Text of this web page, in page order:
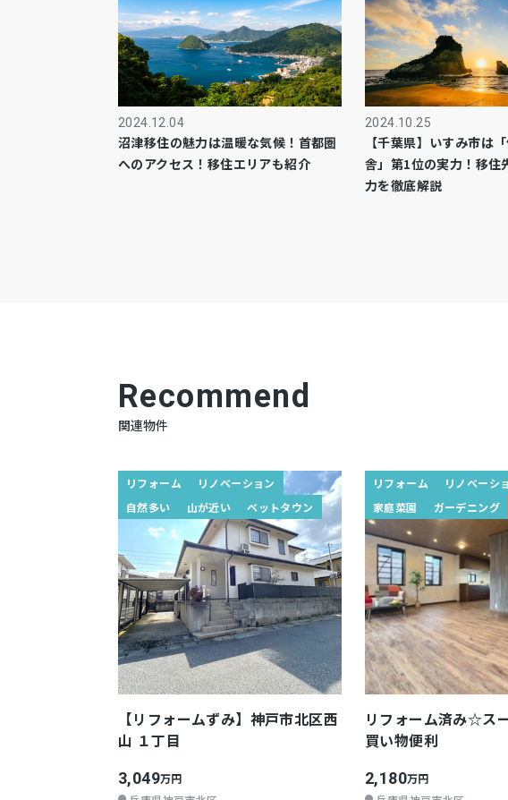
2024.12.04
沼津移住の魅力は温暖な気候！首都圏
へのアクセス！移住エリアも紹介
2024.10.25
【千葉県】いすみ市は
舎」第1位の実力！移住
力を徹底解説
Recommend
関連物件
リフォーム
リノベーション
自然多い
山が近い ベットタウン
【リフォームずみ】神戸市北区西
山 １丁目
3,049万円
リフォーム リノベーシ
家庭菜園
ガーデニング
リフォーム済み☆ス
買い物便利
2,180万円